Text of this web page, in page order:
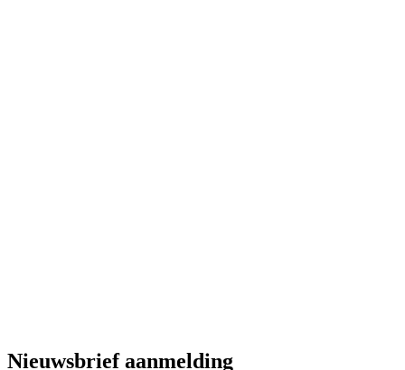
Nieuwsbrief aanmelding